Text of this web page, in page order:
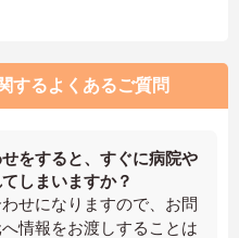
するよくあるご質問
をすると、すぐに病院や
しまいますか？
せになりますので、お問
情報をお渡しすることは